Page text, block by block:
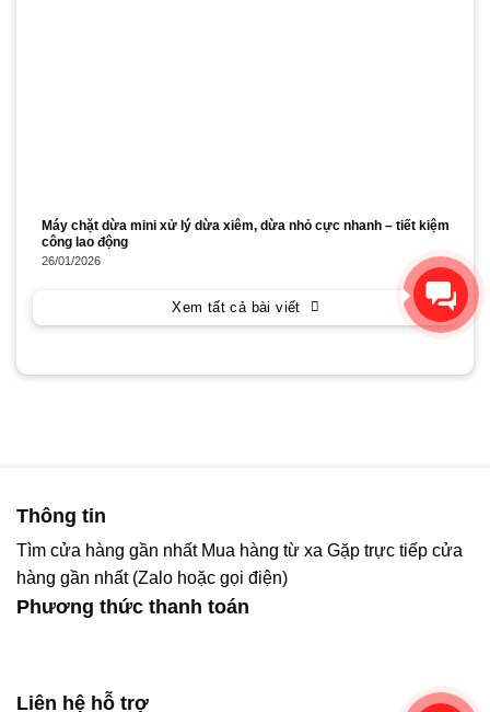
Máy chặt dừa mini xử lý dừa xiêm, dừa nhỏ cực nhanh – tiết kiệm
công lao động
26/01/2026
Xem tất cả bài viết
Thông tin
Tìm cửa hàng gần nhất Mua hàng từ xa Gặp trực tiếp cửa
hàng gần nhất (Zalo hoặc gọi điện)
Phương thức thanh toán
Liên hệ hỗ trợ
giúp gì cho bạn?